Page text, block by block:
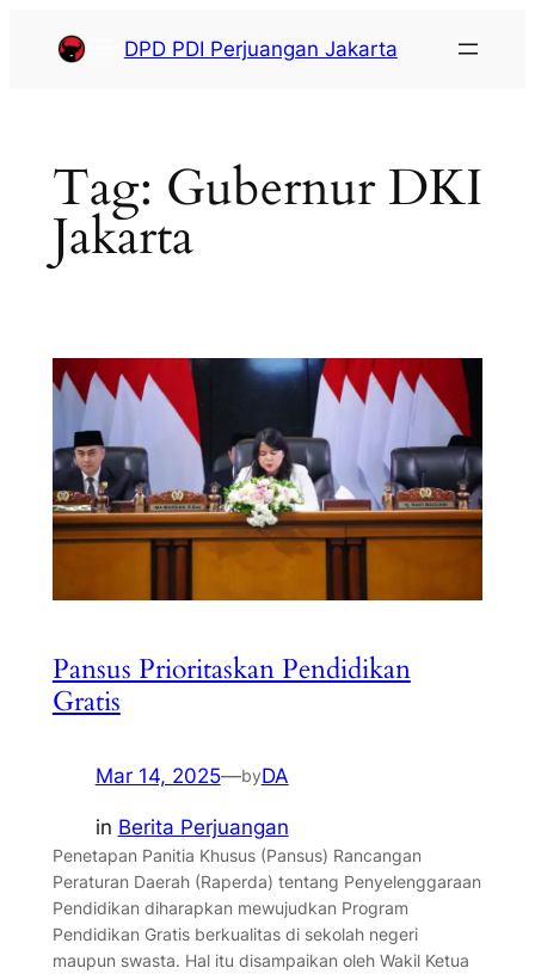
DPD PDI Perjuangan Jakarta
Tag: Gubernur DKI
Jakarta
Pansus Prioritaskan Pendidikan
Gratis
Mar 14, 2025—byDA
in Berita Perjuangan
Penetapan Panitia Khusus (Pansus) Rancangan
Peraturan Daerah (Raperda) tentang Penyelenggaraan
Pendidikan diharapkan mewujudkan Program
Pendidikan Gratis berkualitas di sekolah negeri
maupun swasta. Hal itu disampaikan oleh Wakil Ketua